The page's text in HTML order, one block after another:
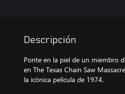
Descripción
Ponte en la piel de un miembro
en The Texas Chain Saw
la icónica película de 1974.